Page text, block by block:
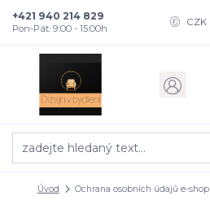
CZK
+421 940 214 829
Pon-Pát: 9:00 - 15:00h
Úvod Ochrana osobních údajů e-